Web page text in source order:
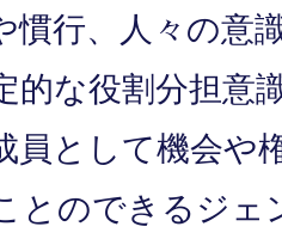
行、人々の意
的な役割分担意
員として機会や
とのできるジェ